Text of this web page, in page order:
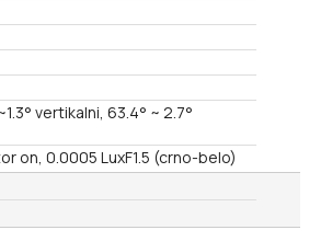
vertikalni, 63.4° ~ 2.7°
on, 0.0005 LuxF1.5 (crno-belo)